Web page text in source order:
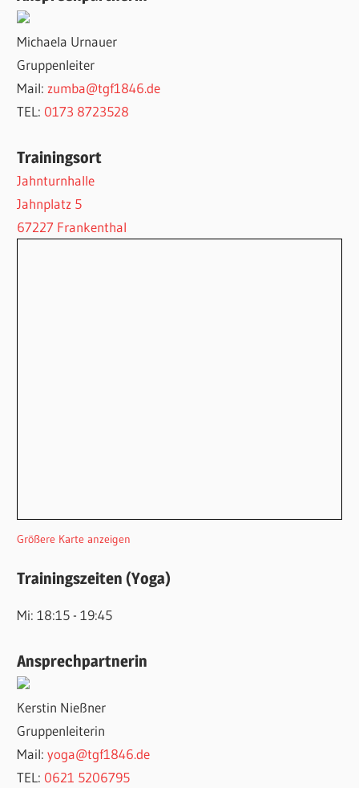
Michaela Urnauer
Gruppenleiter
Mail:zumba@tgf1846.de
TEL: ‭0173 8723528
Trainingsort
Jahnturnhalle
Jahnplatz 5
67227 Frankenthal
Größere Karte anzeigen
Trainingszeiten (Yoga)
Mi: 18:15 - 19:45
Ansprechpartnerin
Kerstin Nießner
Gruppenleiterin
Mail:yoga@tgf1846.de
TEL: 0621 5206795